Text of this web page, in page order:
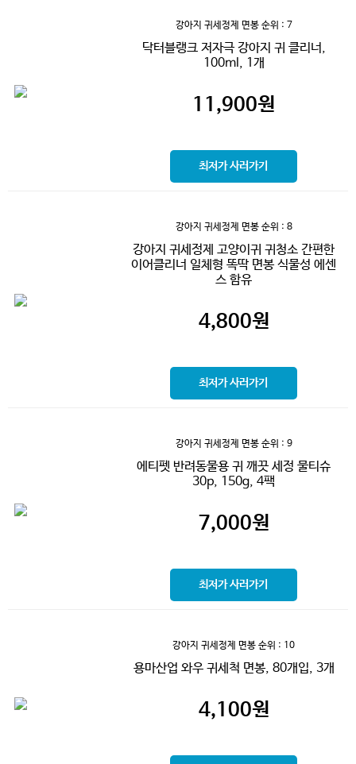
강아지 귀세정제 면봉순위 : 7
닥터블랭크 저자극 강아지 귀 클리너,
100ml, 1개
11,900원
최저가 사러가기
강아지 귀세정제 면봉순위 : 8
강아지 귀세정제 고양이귀 귀청소 간편한
이어클리너 일체형 똑딱 면봉 식물성 에센
스 함유
4,800원
최저가 사러가기
강아지 귀세정제 면봉순위 : 9
에티펫 반려동물용 귀 깨끗 세정 물티슈
30p, 150g, 4팩
7,000원
최저가 사러가기
강아지 귀세정제 면봉 순위 : 10
용마산업 와우 귀세척 면봉, 80개입, 3개
4,100원